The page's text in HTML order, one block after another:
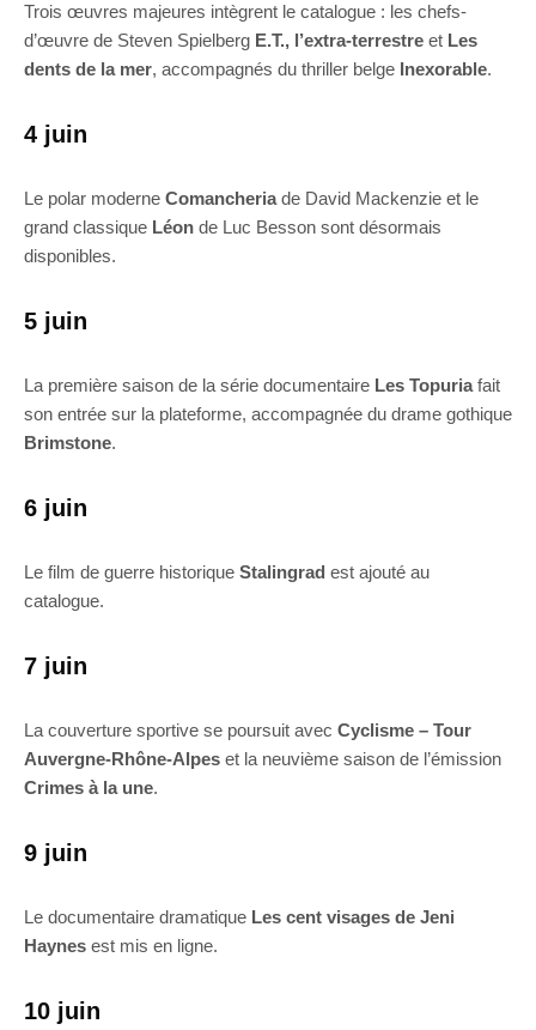
Trois œuvres majeures intègrent le catalogue : les chefs-
d’œuvre de Steven Spielberg E.T., l’extra-terrestre et Les
dents de la mer, accompagnés du thriller belge Inexorable.
4 juin
Le polar moderne Comancheriade David Mackenzie et le
grand classique Léon de Luc Besson sont désormais
disponibles.
5 juin
La première saison de la série documentaire Les Topuriafait
son entrée sur la plateforme, accompagnée du drame gothique
Brimstone.
6 juin
Le film de guerre historique Stalingrad est ajouté au
catalogue.
7 juin
La couverture sportive se poursuit avec Cyclisme – Tour
Auvergne-Rhône-Alpes et la neuvième saison de l’émission
Crimes à la une.
9 juin
Le documentaire dramatique Les cent visages de Jeni
Haynes est mis en ligne.
10 juin